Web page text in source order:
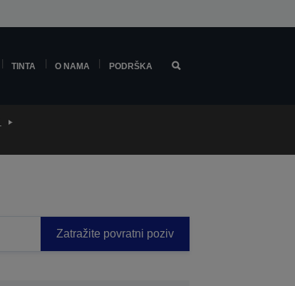
TINTA O NAMA PODRŠKA
Zatražite povratni poziv